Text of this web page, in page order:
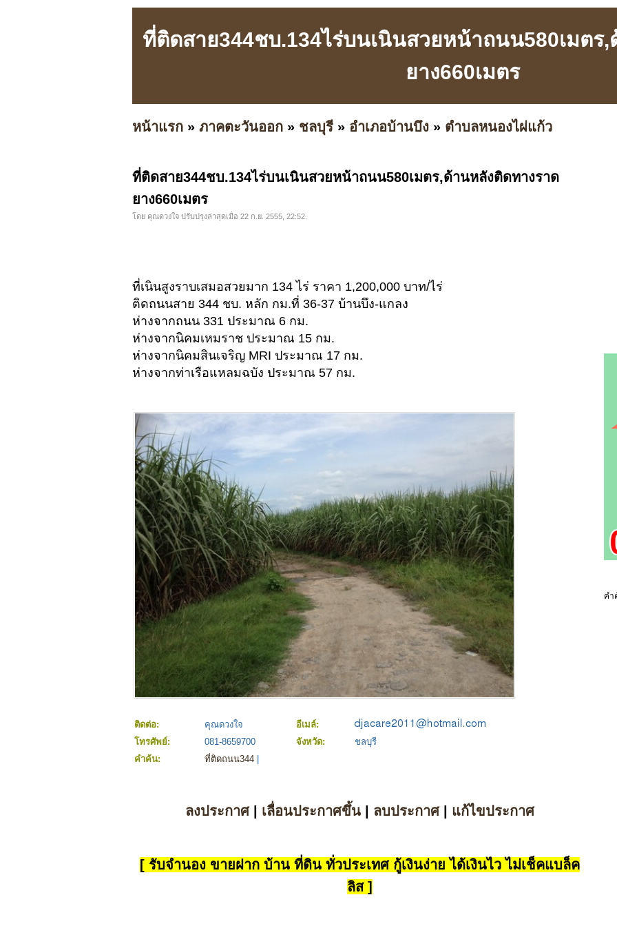
ที่ติดสาย344ชบ.134ไร่บนเนินสวยหน้าถนน580เมตร
ยาง660เมตร
หน้าแรก » ภาคตะวันออก » ชลบุรี » อำเภอบ้านบึง » ตำบลหนองไผ่แก้ว
ที่ติดสาย344ชบ.134ไร่บนเนินสวยหน้าถนน580เมตร,ด้านหลังติดทางราด
ยาง660เมตร
โดย คุณดวงใจ ปรับปรุงล่าสุดเมื่อ 22 ก.ย. 2555, 22:52.
ที่เนินสูงราบเสมอสวยมาก 134 ไร่ ราคา 1,200,000 บาท/ไร่
ติดถนนสาย 344 ชบ. หลัก กม.ที่ 36-37 บ้านบึง-แกลง
ห่างจากถนน 331 ประมาณ 6 กม.
ห่างจากนิคมเหมราช ประมาณ 15 กม.
ห่างจากนิคมสินเจริญ MRI ประมาณ 17 กม.
ห่างจากท่าเรือแหลมฉบัง ประมาณ 57 กม.
ติดต่อ: คุณดวงใจ
อีเมล์:
โทรศัพย์:
081-8659700 จังหวัด:
ชลบุรี
คำค้น:
ที่ติดถนน344
ลงประกาศ| เลื่อนประกาศขึ้น| ลบประกาศ| แก้ไขประกาศ
[ รับจำนอง ขายฝาก บ้าน ที่ดิน ทั่วประเทศ กู้เงินง่าย ได้เงินไว ไม่เช็คแบล็ค
ลิส ]
คำ